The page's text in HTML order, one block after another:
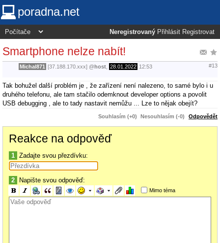
poradna.net
Neregistrovaný Přihlásit Registrovat
Smartphone nelze nabít!
Michal871 [37.188.170.xxx] @host 28.01.2022 12:53 #13
Tak bohužel další problém je , že zařízení není nalezeno, to samé bylo i u
druhého telefonu, ale tam stačilo odemknout developer options a povolit
USB debugging , ale to tady nastavit nemůžu ... Lze to nějak obejít?
Souhlasím (+0) Nesouhlasím (-0) Odpovědět
Reakce na odpověď
1 Zadajte svou přezdívku:
2 Napište svou odpověď:
Mimo téma